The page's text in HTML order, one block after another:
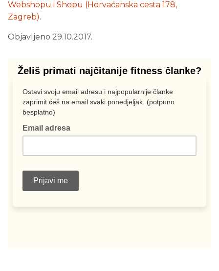
Webshopu i Shopu (Horvaćanska cesta 178,
Zagreb).
Objavljeno 29.10.2017.